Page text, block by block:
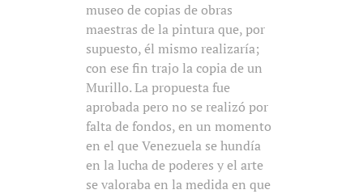
museo de copias de obras
maestras de la pintura que, por
supuesto, él mismo realizaría;
con ese fin trajo la copia de un
Murillo. La propuesta fue
aprobada pero no se realizó por
falta de fondos, en un momento
en el que Venezuela se hundía
en la lucha de poderes y el arte
se valoraba en la medida en que